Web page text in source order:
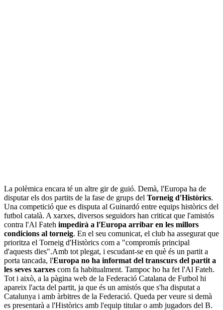
La polèmica encara té un altre gir de guió. Demà, l'Europa ha de
disputar els dos partits de la fase de grups del Torneig d'Històrics.
Una competició que es disputa al Guinardó entre equips històrics del
futbol català. A xarxes, diversos seguidors han criticat que l'amistós
contra l'Al Fateh impedirà a l'Europa arribar en les millors
condicions al torneig. En el seu comunicat, el club ha assegurat que
prioritza el Torneig d'Històrics com a "compromís principal
d'aquests dies".Amb tot plegat, i escudant-se en què és un partit a
porta tancada, l'Europa no ha informat del transcurs del partit a
les seves xarxes com fa habitualment. Tampoc ho ha fet l'Al Fateh.
Tot i això, a la pàgina web de la Federació Catalana de Futbol hi
apareix l'acta del partit, ja que és un amistós que s'ha disputat a
Catalunya i amb àrbitres de la Federació. Queda per veure si demà
es presentarà a l'Històrics amb l'equip titular o amb jugadors del B.